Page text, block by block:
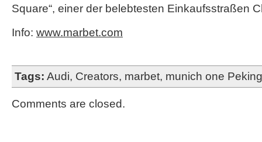
Square“, einer der belebtesten Einkaufsstraßen
Info: www.marbet.com
Tags: Audi, Creators, marbet, munich one Peking
Comments are closed.